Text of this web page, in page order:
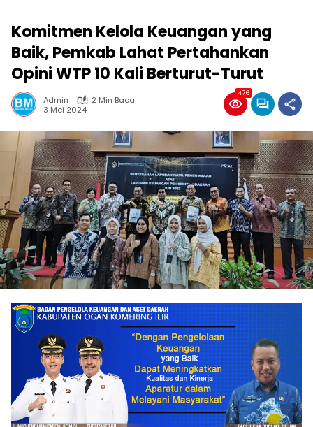
Komitmen Kelola Keuangan yang
Baik, Pemkab Lahat Pertahankan
Opini WTP 10 Kali Berturut-Turut
Admin
2 Min Baca
3 Mei 2024
476